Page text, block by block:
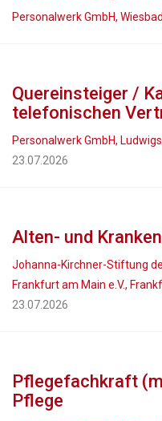
Personalwerk GmbH,
Quereinsteiger /
telefonischen
Personalwerk GmbH,
23.07.2026
Alten- und
Johanna-Kirchner-Stiftung
Frankfurt am Main e.V.,
23.07.2026
Pflegefachkraft
Pflege